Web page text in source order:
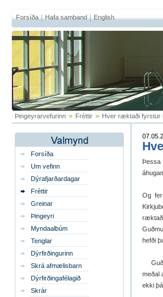
Forsíða Hafa samband English
Þingeyrarvefurinn > Fréttir > Hver ræktaði fyrstur
Forsíða
Um vefinn
Dýrafjarðardagar
Fréttir
Greinar
Þingeyri
Myndaalbúm
Tenglar
Dýrfirðingurinn
Skrá afmælisbarn
Dýrfirðingafélagið
Skrár
Og
ræktað
hefði
meðal
ekki